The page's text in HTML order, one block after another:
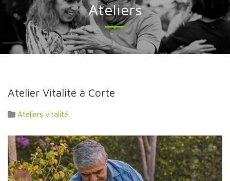
Ateliers
Atelier Vitalité à Corte
Ateliers vitalité